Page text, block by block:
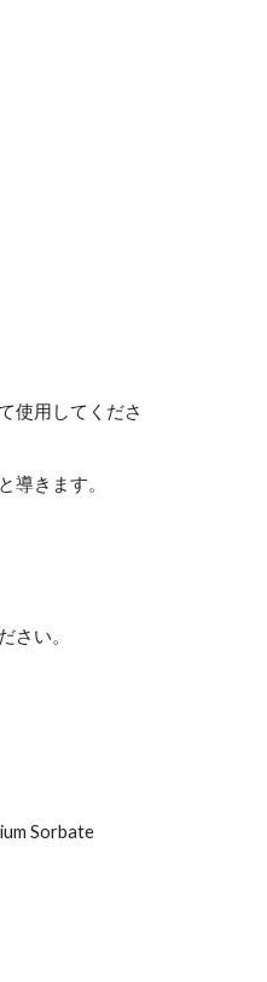
使用してくださ
導きます。
さい。
Sorbate